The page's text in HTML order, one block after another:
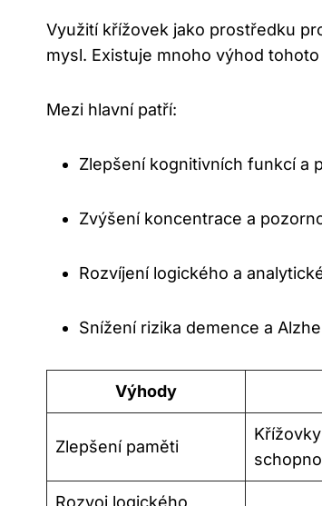
Využití křížovek jako prostředku
mysl. Existuje mnoho výhod
Mezi hlavní patří:
Zlepšení kognitivních funkcí a
Zvýšení koncentrace a
Rozvíjení logického a
Snížení rizika demence a
Výhody
Zlepšení paměti
Rozvoj logického